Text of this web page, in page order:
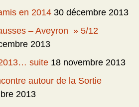
en 2014 30 décembre 2013
– Aveyron » 5/12
2013
suite 18 novembre 2013
autour de la Sortie
2013